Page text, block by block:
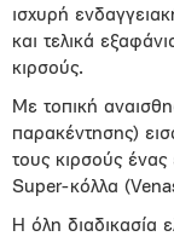
ισχυρή
και τελικά
κιρσούς.
Με τοπική
παρακέντησης)
τους κιρσούς ένας
Super-κόλλα
Η όλη διαδικασία